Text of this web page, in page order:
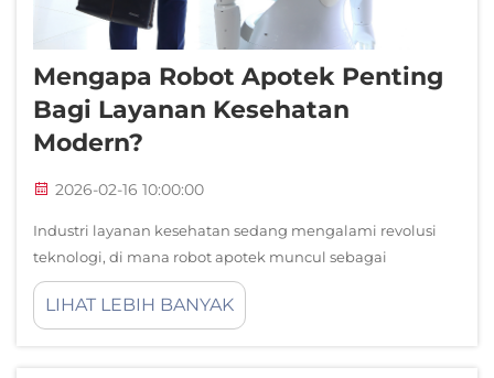
Mengapa Robot Apotek Penting
Bagi Layanan Kesehatan
Modern?
2026-02-16 10:00:00
Industri layanan kesehatan sedang mengalami revolusi
teknologi, di mana robot apotek muncul sebagai
komponen krusial di fasilitas medis modern. Sistem
otomatis canggih ini mengubah cara obat-obatan
LIHAT LEBIH BANYAK